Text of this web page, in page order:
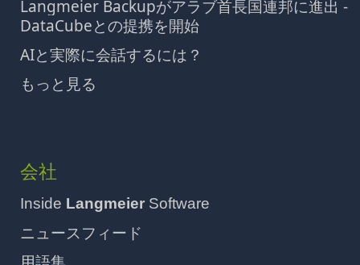
Langmeier Backupがアラブ首長国連邦に進出 -
DataCubeとの提携を開始
AIと実際に会話するには？
もっと見る
会社
Inside Langmeier Software
ニュースフィード